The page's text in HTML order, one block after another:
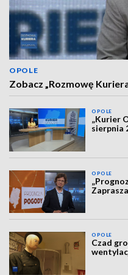
OPOLE
Zobacz „Rozmowę
OPOLE
„Kurier
sierpnia
OPOLE
OPOLE
Czad